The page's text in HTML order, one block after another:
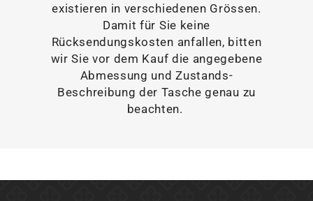
existieren in verschiedenen Grössen.
Damit für Sie keine
Rücksendungskosten anfallen, bitten
wir Sie vor dem Kauf die angegebene
Abmessung und Zustands-
Beschreibung der Tasche genau zu
beachten.